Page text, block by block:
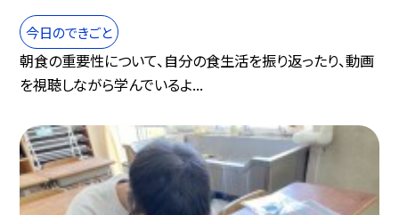
今日のできごと
朝食の重要性について、自分の食生活を振り返ったり、動画
を視聴しながら学んでいるよ...